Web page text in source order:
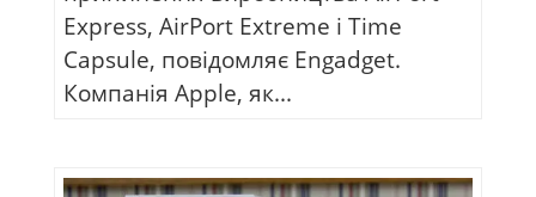
Express, AirPort Extreme і Time
Capsule, повідомляє Engadget.
Компанія Apple, як...